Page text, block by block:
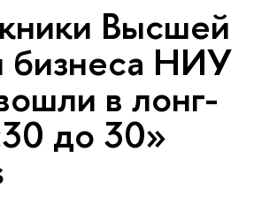
Высшей
бизнеса НИУ
в лонг-
до 30»